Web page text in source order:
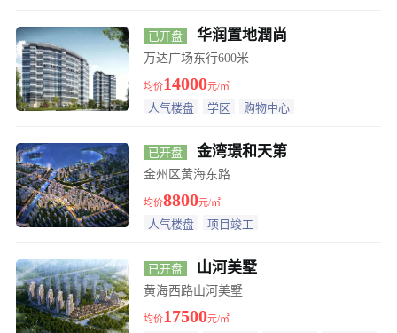
华、归于宁静。
大连环境好的洋房，甘井子140地块金地城洋房，带
装修的纯洋房
中山区最新开盘洋房项目，中山雅颂低密度、带装
修、更有一梯一户房源
房地产利好政策“组合拳”持续显效 多地土地市场活
跃
释放公积金红利、启动“跨省通办” 多地出台多项措
施支持楼市回暖
取消普房与非普房标准、调整契税、增值税，影响？
轻轨旁，还是洋房
大连别墅什么价?泉水大华紫悦府别墅怎么样？
已开盘 华润置地潤尚
万达广场东行600米
均价14000元/㎡
人气楼盘 学区 购物中心
已开盘 金湾璟和天第
金州区黄海东路
均价8800元/㎡
人气楼盘 项目竣工
已开盘 山河美墅
黄海西路山河美墅
均价17500元/㎡